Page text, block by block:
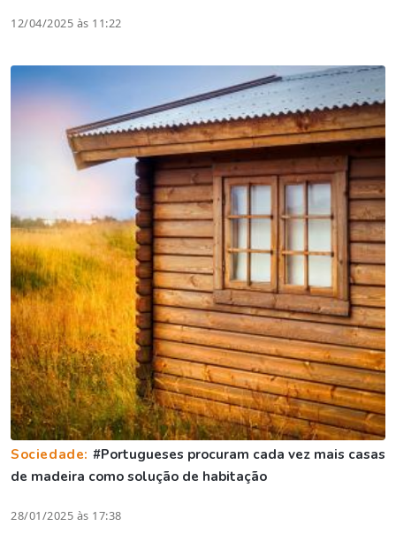
12/04/2025 às 11:22
Sociedade: #Portugueses procuram cada vez mais casas
de madeira como solução de habitação
28/01/2025 às 17:38